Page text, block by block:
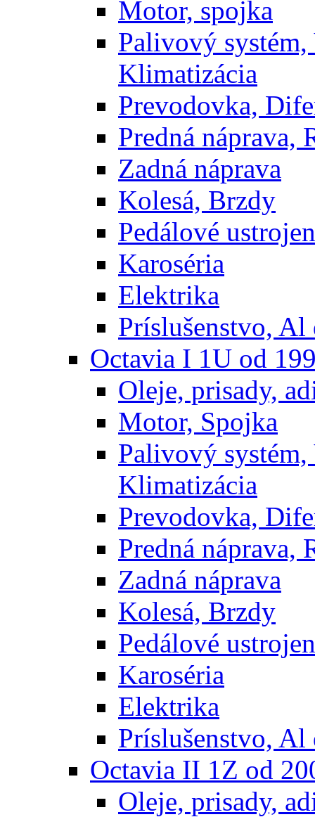
Motor, spojka
Palivový
Klimatizácia
Prevodovka,
Predná náprava,
Zadná náprava
Kolesá, Brzdy
Pedálové
Karoséria
Elektrika
Príslušenstvo, Al
Octavia I 1U od
Oleje, prisady,
Motor, Spojka
Palivový
Klimatizácia
Prevodovka,
Predná náprava,
Zadná náprava
Kolesá, Brzdy
Pedálové
Karoséria
Elektrika
Príslušenstvo, Al
Octavia II 1Z od
Oleje, prisady,